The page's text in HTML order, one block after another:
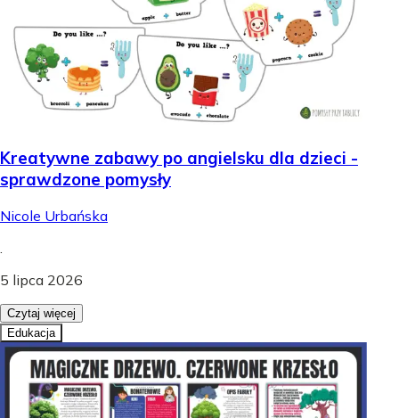
Kreatywne zabawy po angielsku dla dzieci -
sprawdzone pomysły
Nicole Urbańska
5 lipca 2026
Czytaj więcej
Edukacja